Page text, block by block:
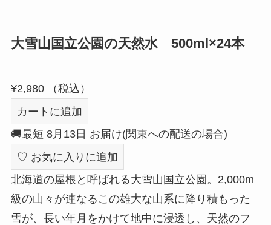
大雪山国立公園の天然水 500ml×24本
¥2,980
（税込）
カートに追加
🚚最短 8月13日 お届け(関東への配送の場合)
♡ お気に入りに追加
北海道の屋根と呼ばれる大雪山国立公園。2,000m
級の山々が連なるこの雄大な山系に降り積もった
雪が、長い年月をかけて地中に浸透し、天然のフ